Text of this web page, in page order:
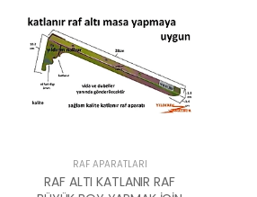
RAF APARATLARI
RAF ALTI KATLANIR RAF